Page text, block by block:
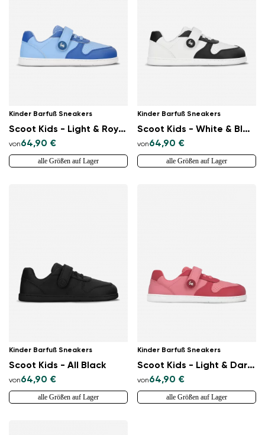
Kinder Barfuß Sneakers
Scoot Kids - Light & Royale Blue
von64,90 €
alle Größen auf Lager
Kinder Barfuß Sneakers
Scoot Kids - White & Black
von64,90 €
alle Größen auf Lager
Kinder Barfuß Sneakers
Scoot Kids - All Black
von64,90 €
alle Größen auf Lager
Kinder Barfuß Sneakers
Scoot Kids - Light & Dark Pink
von64,90 €
alle Größen auf Lager